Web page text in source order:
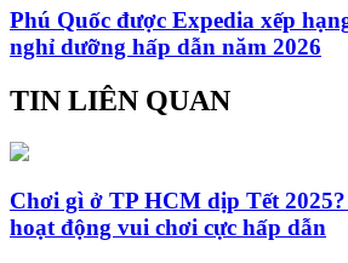
Phú Quốc được Expedia xếp
nghỉ dưỡng hấp dẫn năm 2026
TIN LIÊN QUAN
Chơi gì ở TP HCM dịp Tết
hoạt động vui chơi cực hấp dẫn